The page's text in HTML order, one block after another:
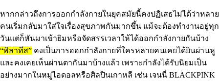
หากกล่าวถึงการออกกำลังกายในยุคสมัยนี้คงปฏิเสธไม่ได้ว่าหลาย
คนเริ่มกลับมาใส่ใจเรื่องสุขภาพกันมากขึ้น แม้จะต้องทำงานอยู่ทุก
วันแต่ก็หันมาเข้ายิมหรือจัดสรรเวลาให้ได้ออกกำลังกายกันบ้าง
“พิลาทีส” คงเป็นการออกกำลังกายที่ใครหลายคนเคยได้ยินผ่านหู
และคงเคยเห็นผ่านตากันมาบ้างแล้ว เพราะกำลังได้รับนิยมเป็น
อย่างมากในหมู่ไอดอลหรือศิลปินเกาหลี เช่น เจนนี่ BLACKPINK